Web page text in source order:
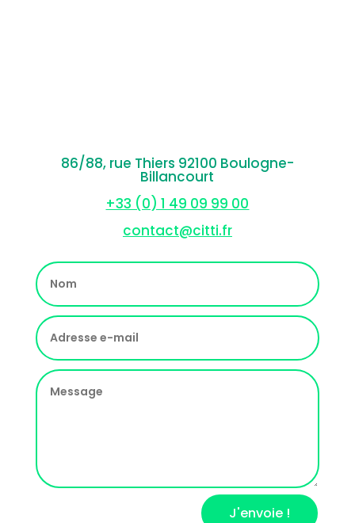
86/88, rue Thiers 92100 Boulogne-
Billancourt
+33 (0) 1 49 09 99 00
contact@citti.fr
J'envoie !